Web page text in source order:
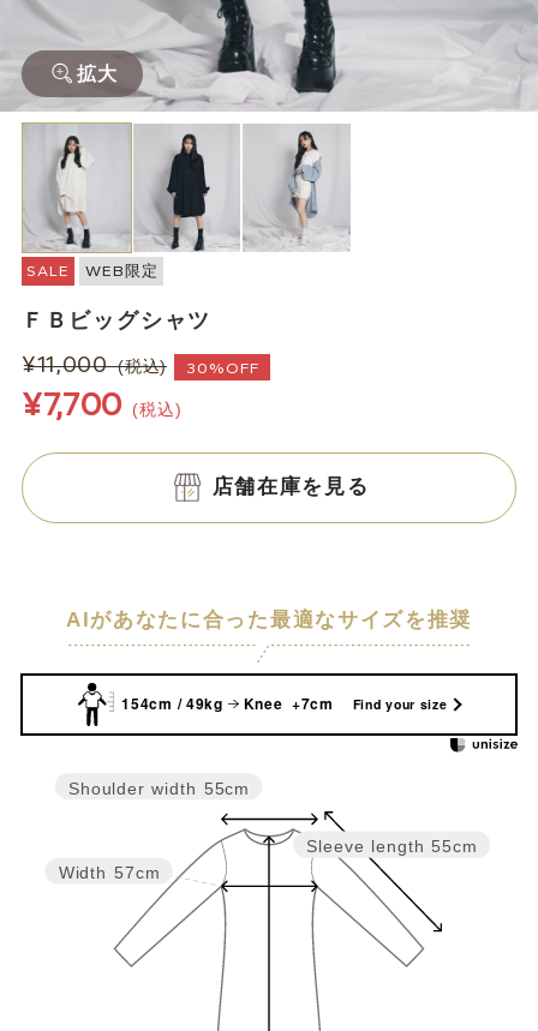
拡大
SALE WEB限定
ＦＢビッグシャツ
¥11,000 (税込) 30%OFF
¥7,700 (税込)
店舗在庫を見る
AIがあなたに合った最適なサイズを推奨
154cm / 49kg Knee +7cm Find your size
Sleeve length 55cm
Width 57cm
Shoulder width 55cm